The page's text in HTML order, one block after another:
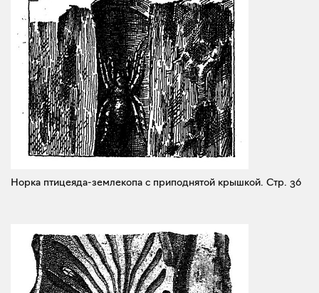
Норка птицеяда-землекопа с приподнятой крышкой. Стр. 36